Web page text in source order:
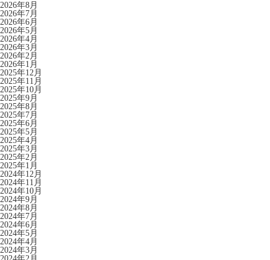
2026年8月
2026年7月
2026年6月
2026年5月
2026年4月
2026年3月
2026年2月
2026年1月
2025年12月
2025年11月
2025年10月
2025年9月
2025年8月
2025年7月
2025年6月
2025年5月
2025年4月
2025年3月
2025年2月
2025年1月
2024年12月
2024年11月
2024年10月
2024年9月
2024年8月
2024年7月
2024年6月
2024年5月
2024年4月
2024年3月